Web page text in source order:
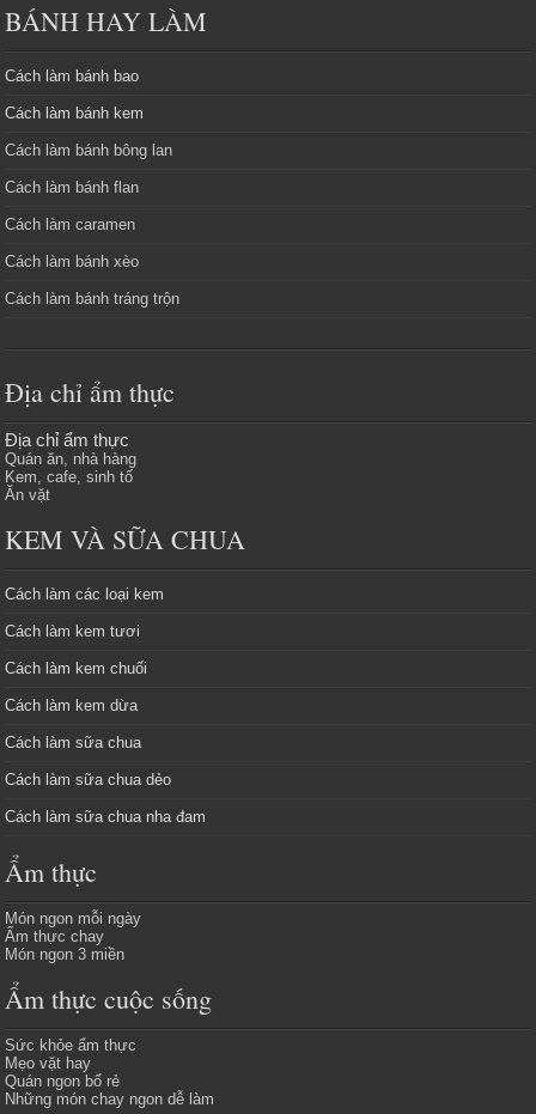
BÁNH HAY LÀM
Cách làm bánh bao
Cách làm bánh kem
Cách làm bánh bông lan
Cách làm bánh flan
Cách làm caramen
Cách làm bánh xèo
Cách làm bánh tráng trộn
Địa chỉ ẩm thực
Địa chỉ ẩm thực
Quán ăn, nhà hàng
Kem, cafe, sinh tố
Ăn vặt
KEM VÀ SỮA CHUA
Cách làm các loại kem
Cách làm kem tươi
Cách làm kem chuối
Cách làm kem dừa
Cách làm sữa chua
Cách làm sữa chua dẻo
Cách làm sữa chua nha đam
Ẩm thực
Món ngon mỗi ngày
Ẩm thực chay
Món ngon 3 miền
Ẩm thực cuộc sống
Sức khỏe ẩm thực
Mẹo vặt hay
Quán ngon bổ rẻ
Những món chay ngon dễ làm